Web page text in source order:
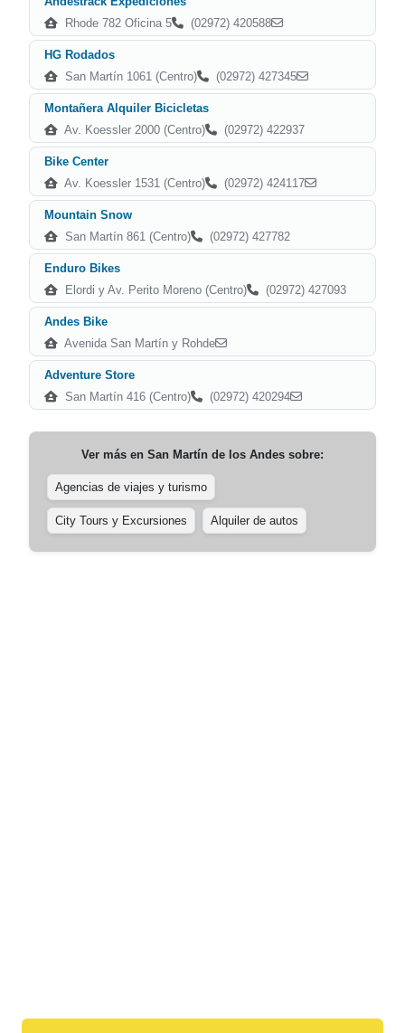
Rhode 782 Oficina 5
(02972) 420588
HG Rodados
San Martín 1061 (Centro)
(02972) 427345
Montañera Alquiler Bicicletas
Av. Koessler 2000 (Centro)
(02972) 422937
Bike Center
Av. Koessler 1531 (Centro)
(02972) 424117
Mountain Snow
San Martín 861 (Centro)
(02972) 427782
Enduro Bikes
Elordi y Av. Perito Moreno (Centro)
(02972) 427093
Andes Bike
Avenida San Martín y Rohde
Adventure Store
San Martín 416 (Centro)
(02972) 420294
Ver más en San Martín de los Andes sobre:
Agencias de viajes y turismo
City Tours y Excursiones Alquiler de autos